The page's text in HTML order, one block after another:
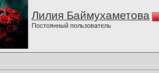
Лилия Баймухаметова
Постоянный пользователь